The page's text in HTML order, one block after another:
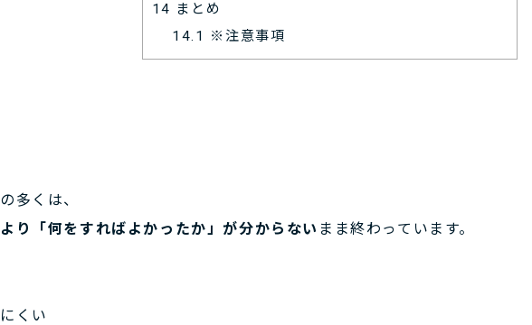
14 まとめ
14.1
※注意事項
多くは、
り「何をすればよかったか」が分からない まま終わっています。
くい